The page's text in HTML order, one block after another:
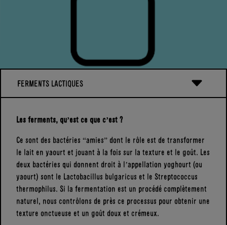
FERMENTS LACTIQUES
Les ferments, qu’est ce que c’est ?
Ce sont des bactéries “amies” dont le rôle est de transformer
le lait en yaourt et jouant à la fois sur la texture et le goût. Les
deux bactéries qui donnent droit à l’appellation yoghourt (ou
yaourt) sont le Lactobacillus bulgaricus et le Streptococcus
thermophilus. Si la fermentation est un procédé complètement
naturel, nous contrôlons de près ce processus pour obtenir une
texture onctueuse et un goût doux et crémeux.